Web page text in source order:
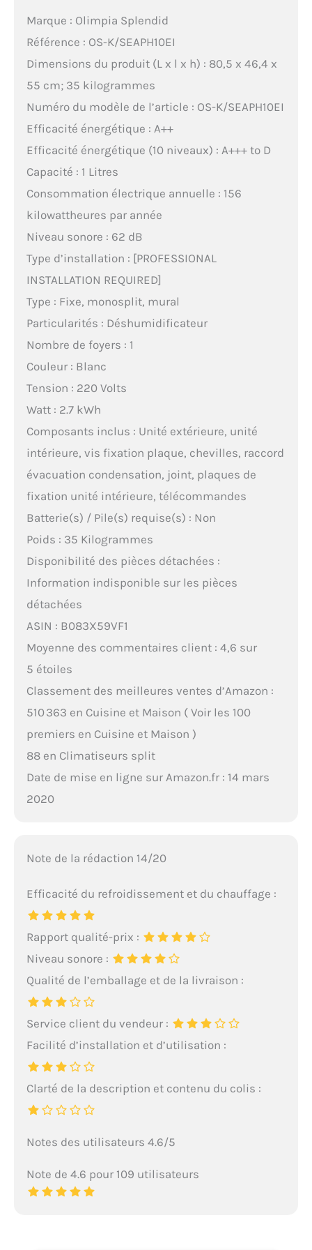
Marque : Olimpia Splendid
Référence : OS-K/SEAPH10EI
Dimensions du produit (L x l x h) : 80,5 x 46,4 x
55 cm; 35 kilogrammes
Numéro du modèle de l’article : OS-K/SEAPH10EI
Efficacité énergétique : A++
Efficacité énergétique (10 niveaux) : A+++ to D
Capacité : 1 Litres
Consommation électrique annuelle : 156
kilowattheures par année
Niveau sonore : 62 dB
Type d’installation : [PROFESSIONAL
INSTALLATION REQUIRED]
Type : Fixe, monosplit, mural
Particularités : Déshumidificateur
Nombre de foyers : 1
Couleur : Blanc
Tension : 220 Volts
Watt : 2.7 kWh
Composants inclus : Unité extérieure, unité
intérieure, vis fixation plaque, chevilles, raccord
évacuation condensation, joint, plaques de
fixation unité intérieure, télécommandes
Batterie(s) / Pile(s) requise(s) : Non
Poids : 35 Kilogrammes
Disponibilité des pièces détachées :
Information indisponible sur les pièces
détachées
ASIN : B083X59VF1
Moyenne des commentaires client : 4,6 sur
5 étoiles
Classement des meilleures ventes d’Amazon :
510 363 en Cuisine et Maison ( Voir les 100
premiers en Cuisine et Maison )
88 en Climatiseurs split
Date de mise en ligne sur Amazon.fr : 14 mars
2020
Note de la rédaction 14/20
Efficacité du refroidissement et du chauffage :
Rapport qualité-prix :
Niveau sonore :
Qualité de l’emballage et de la livraison :
Service client du vendeur :
Facilité d’installation et d’utilisation :
Clarté de la description et contenu du colis :
Notes des utilisateurs 4.6/5
Note de 4.6 pour 109 utilisateurs